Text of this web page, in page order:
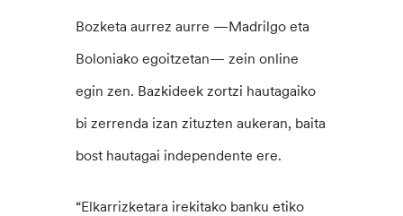
Bozketa aurrez aurre —Madrilgo eta
Boloniako egoitzetan— zein online
egin zen. Bazkideek zortzi hautagaiko
bi zerrenda izan zituzten aukeran, baita
bost hautagai independente ere.
“Elkarrizketara irekitako banku etiko